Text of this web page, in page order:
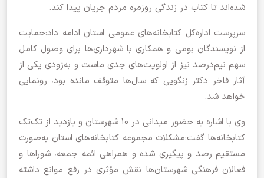
شده‌اند تا کتاب در زندگی روزمره مردم جریان پیدا کند.
سرپرست اداره‌کل کتابخانه‌های عمومی استان ادامه داد:حمایت
از نویسندگان بومی و همکاری با شهرداری‌ها برای وصول کامل
سهم نیم‌درصد نیز از اولویت‌های جدی ماست و به‌زودی یکی از
آثار فاخر دکتر زنگویی که سال‌ها متوقف مانده بود، رونمایی
خواهد شد.
وی با اشاره به حضور میدانی در ۱۰ شهرستان‌ و بازدید از تک‌تک
کتابخانه‌ها گفت:مشکلات مجموعه کتابخانه‌های استان به‌صورت
مستقیم رصد و پیگیری شده و همراهی ائمه جمعه، شوراها و
فعالان فرهنگی شهرستان‌ها نقش مؤثری در رفع موانع داشته